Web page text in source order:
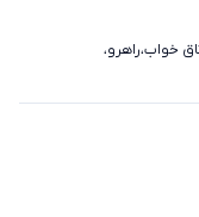
خواب،راهرو،